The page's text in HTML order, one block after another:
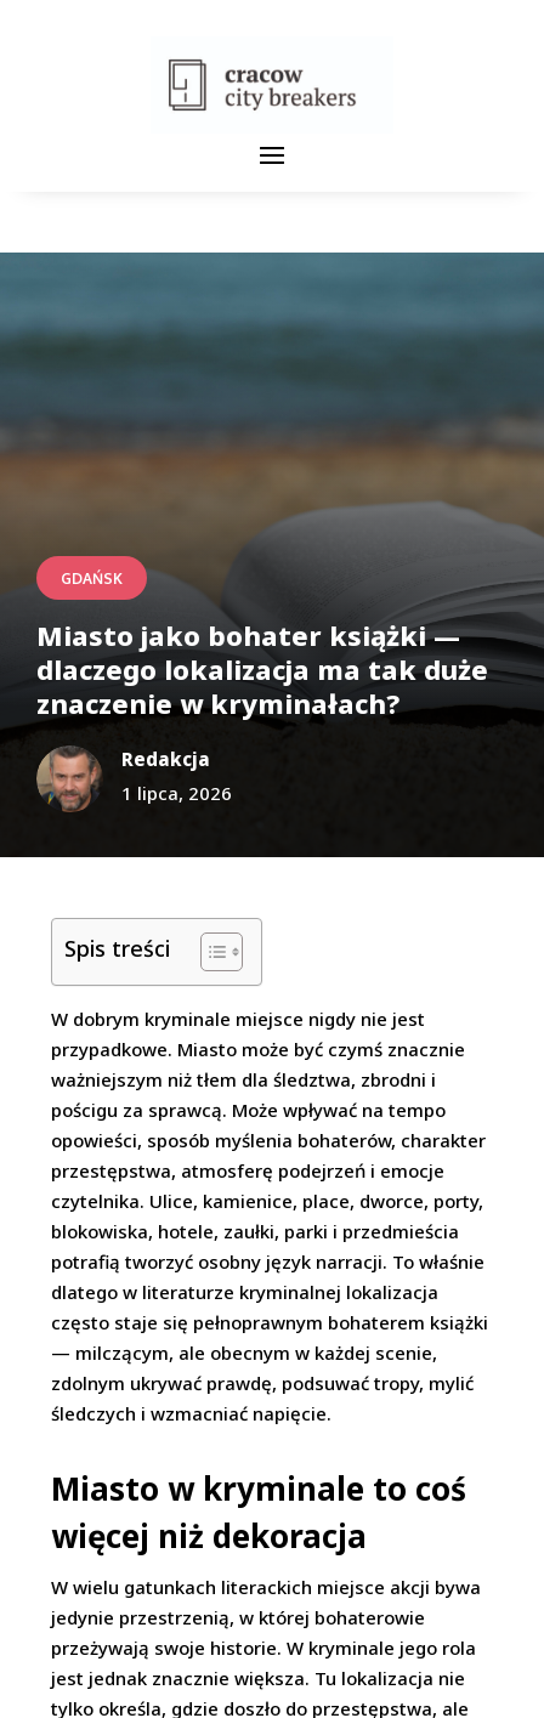
GDAŃSK
Miasto jako bohater książki —
dlaczego lokalizacja ma tak duże
znaczenie w kryminałach?
Redakcja
1 lipca, 2026
Spis treści
W dobrym kryminale miejsce nigdy nie jest
przypadkowe. Miasto może być czymś znacznie
ważniejszym niż tłem dla śledztwa, zbrodni i
pościgu za sprawcą. Może wpływać na tempo
opowieści, sposób myślenia bohaterów, charakter
przestępstwa, atmosferę podejrzeń i emocje
czytelnika. Ulice, kamienice, place, dworce, porty,
blokowiska, hotele, zaułki, parki i przedmieścia
potrafią tworzyć osobny język narracji. To właśnie
dlatego w literaturze kryminalnej lokalizacja
często staje się pełnoprawnym bohaterem książki
— milczącym, ale obecnym w każdej scenie,
zdolnym ukrywać prawdę, podsuwać tropy, mylić
śledczych i wzmacniać napięcie.
Miasto w kryminale to coś
więcej niż dekoracja
W wielu gatunkach literackich miejsce akcji bywa
jedynie przestrzenią, w której bohaterowie
przeżywają swoje historie. W kryminale jego rola
jest jednak znacznie większa. Tu lokalizacja nie
tylko określa, gdzie doszło do przestępstwa, ale